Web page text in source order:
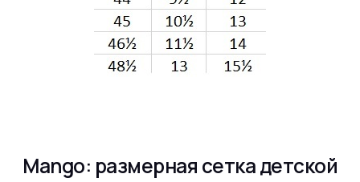
Mango: размерная сетка детской